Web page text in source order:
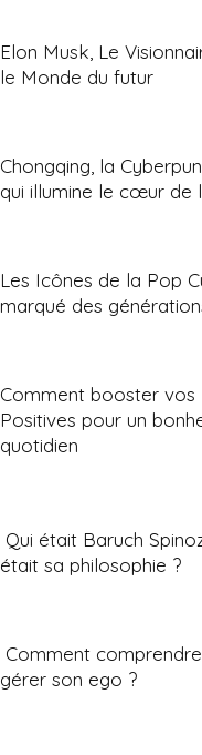
Elon Musk, Le
le Monde du futur
Chongqing, la
qui illumine le cœur de
Les Icônes de la Pop
marqué des
Comment booster vos
Positives pour un
quotidien
Qui était Baruch
était sa philosophie ?
Comment
gérer son ego ?